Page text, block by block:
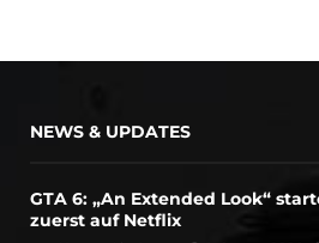
NEWS & UPDATES
GTA 6: „An Extended Look“
zuerst auf Netflix